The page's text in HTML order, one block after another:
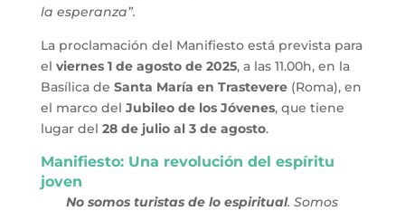
la esperanza”.
La proclamación del Manifiesto está prevista para
el viernes 1 de agosto de 2025, a las 11.00h, en la
Basílica de Santa María en Trastevere(Roma), en
el marco del Jubileo de los Jóvenes, que tiene
lugar del 28 de julio al 3 de agosto.
Manifiesto: Una revolución del espíritu
joven
No somos turistas de lo espiritual. Somos